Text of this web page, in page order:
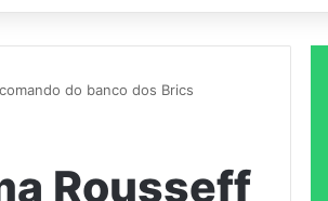
do banco dos Brics
Rousseff